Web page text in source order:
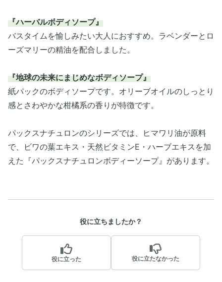
『ハーバルボディソープ』
バスタイムを愉しみたい大人におすすめ。ラベンダーとロ
ーズマリーの精油を配合しました。
『地球の未来にまじめなボディソープ』
紙パックのボディソープです。オリーブオイルのしっとり
感とさわやかな柑橘系の香りが特徴です。
パックスナチュロンのシリーズでは、ヒマワリ油が原料
で、ビワの葉エキス・天然ビタミンE・ハーブエキスを加
えた『パックスナチュロンボディーソープ』があります。
役に立ちましたか？
役に立った 役に立たなかった